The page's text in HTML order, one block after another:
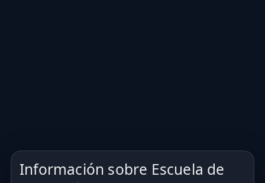
Información sobre Escuela de